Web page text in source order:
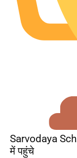
Sarvodaya
में पहुंचे